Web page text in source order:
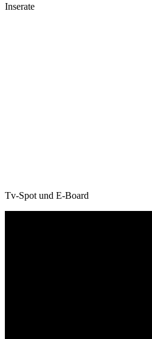
Inserate
Tv-Spot und E-Board